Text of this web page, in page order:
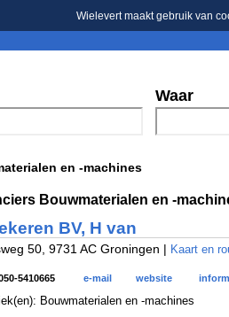
Wielevert maakt gebruik van
Waar
en -machines
Bouwmaterialen en -
BV, H van
50, 9731 AC Groningen | Kaart en
5410665 e-mail website
Bouwmaterialen en -machines